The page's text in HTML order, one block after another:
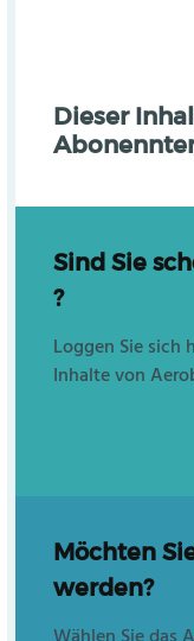
Dieser
Sind Sie
?
Loggen Sie sich
Inhalte von
Möchten
werden?